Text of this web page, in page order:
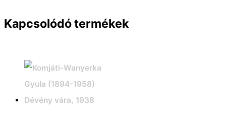
Kapcsolódó termékek